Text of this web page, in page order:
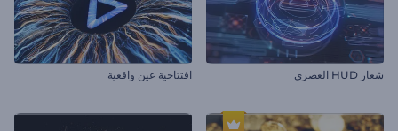
شعار HUD العصري افتتاحية عين واقعية